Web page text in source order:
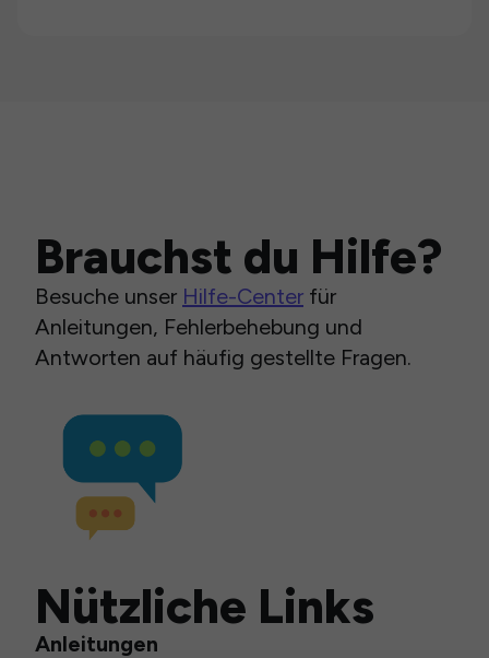
Brauchst du Hilfe?
Besuche unser Hilfe-Center für
Anleitungen, Fehlerbehebung und
Antworten auf häufig gestellte Fragen.
Nützliche Links
Anleitungen